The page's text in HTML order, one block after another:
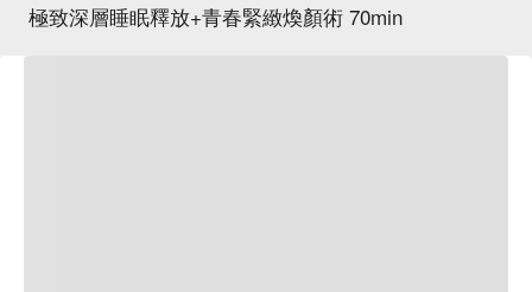
極致深層睡眠釋放+青春緊緻煥顏術 70min